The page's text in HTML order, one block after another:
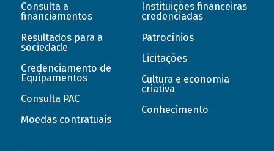
Consulta a
financiamentos
Resultados para a
sociedade
Credenciamento de
Equipamentos
Consulta PAC
Moedas contratuais
Instituições financeiras
credenciadas
Patrocínios
Licitações
Cultura e economia
criativa
Conhecimento